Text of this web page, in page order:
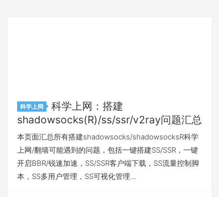
科学上网
科学上网：搭建
shadowsocks(R)/ss/ssr/v2ray问题汇总
本页面汇总所有搭建shadowsocks/shadowsocksR科学
上网/翻墙可能遇到的问题，包括一键搭建SS/SSR，一键
开启BBR/锐速加速，SS/SSR客户端下载，SS流量控制脚
本，SS多用户管理，SS可视化管理…